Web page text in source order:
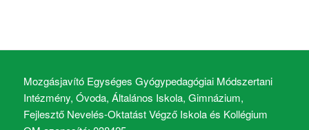
Mozgásjavító Egységes Gyógypedagógiai Módszertani
Intézmény, Óvoda, Általános Iskola, Gimnázium,
Fejlesztő Nevelés-Oktatást Végző Iskola és Kollégium